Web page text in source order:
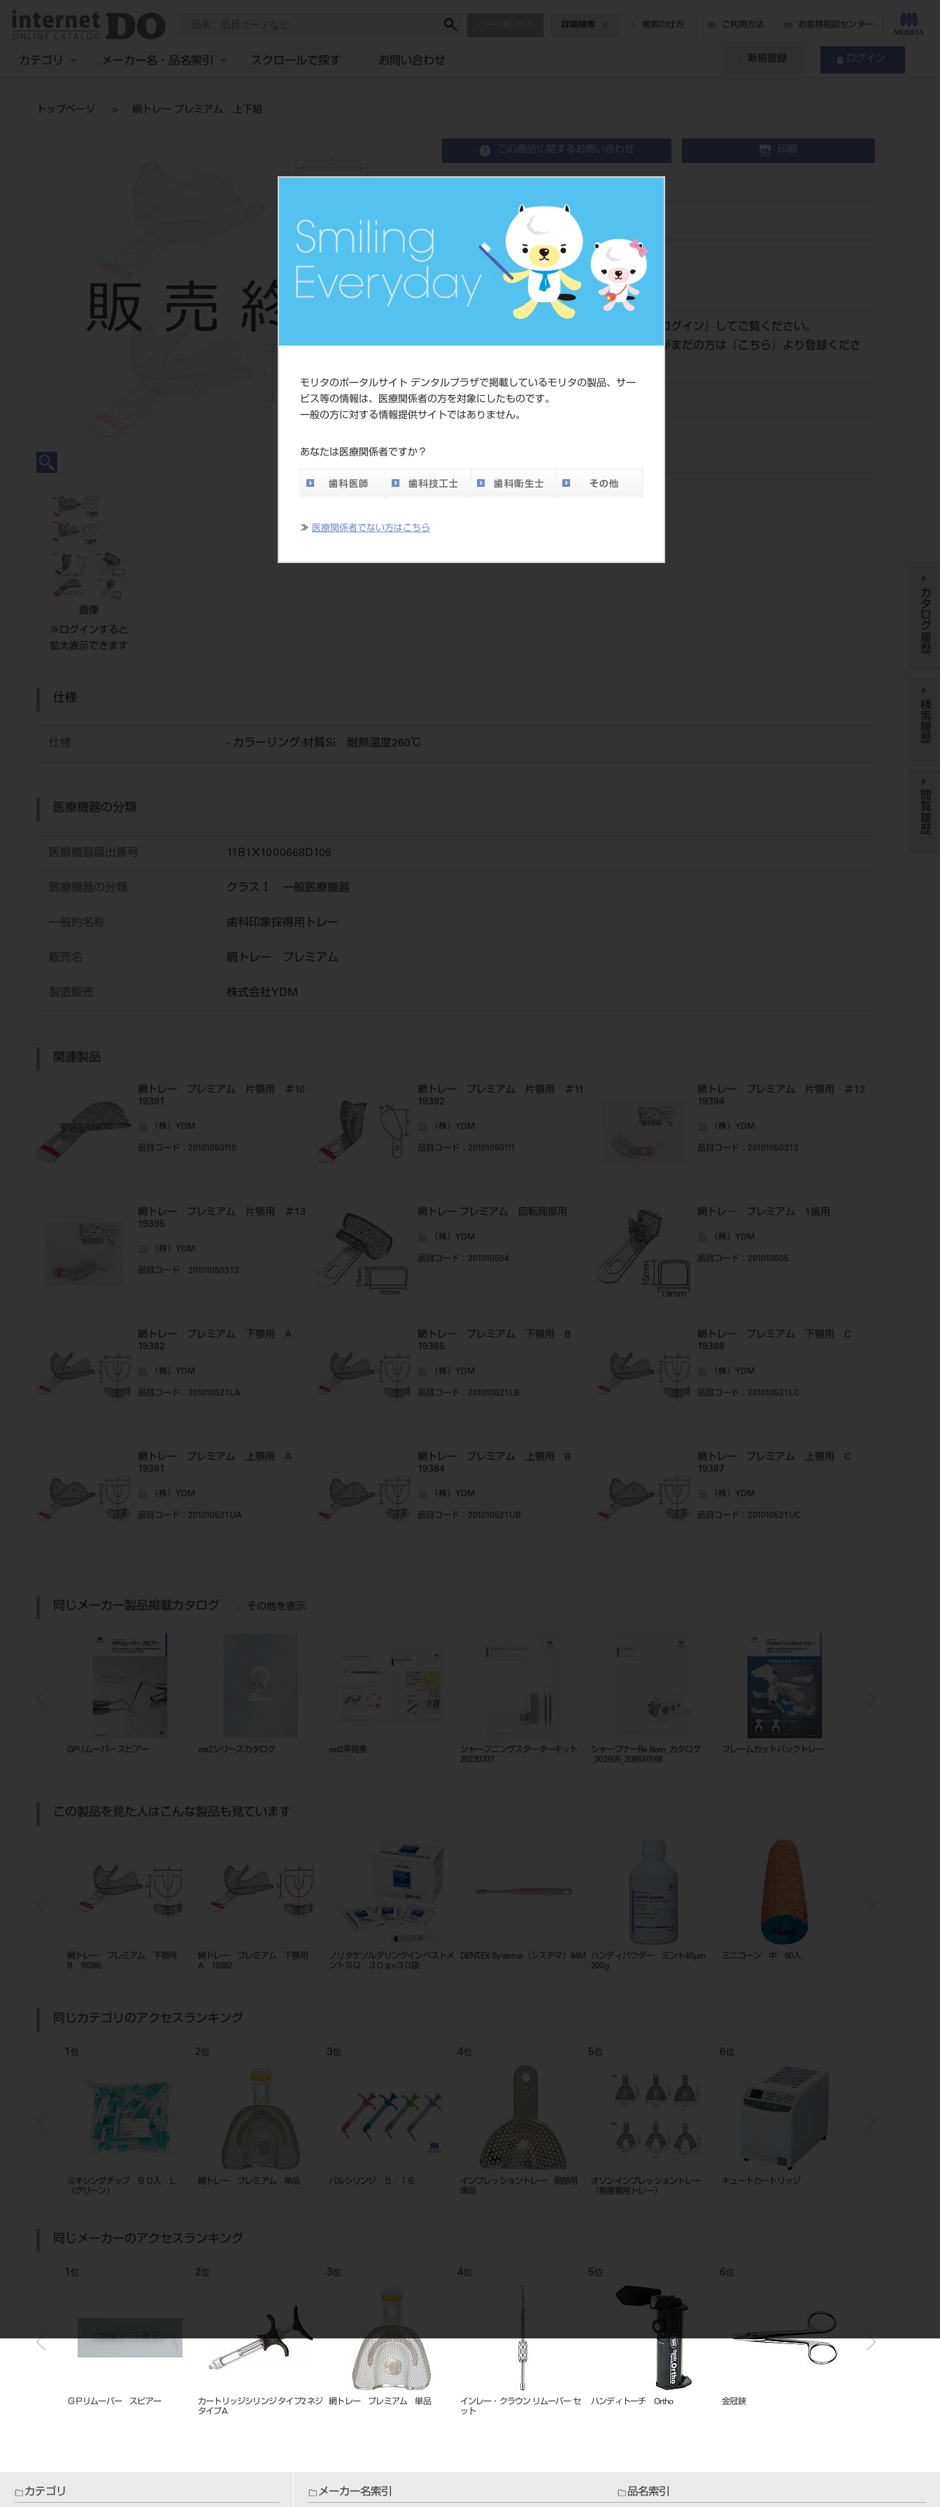
モリタのポータルサイト デンタルプラザで掲載しているモリタの製品、サー
ビス等の情報は、医療関係者の方を対象にしたものです。
一般の方に対する情報提供サイトではありません。
あなたは医療関係者ですか？
≫ 医療関係者でない方はこちら
詳細検索 検索の仕方 ご利用方法 お客様相談センター
カテゴリ メーカー名・品名索引 スクロールで探す お問い合わせ 新規登録 ログイン
トップページ 網トレー プレミアム 上下組
この商品に関するお問い合わせ 印刷
品目コード 201010520C
JAN/EANコード 4963931193868
標準価格
ログイン 』してご覧ください。
ネット会員登録がまだの方は『
こちら
』より登録くださ
メーカー
画像
※ログインすると
拡大表示できます
仕様
仕様 - カラーリング:材質Si 耐熱温度260℃
医療機器の分類
医療機器届出番号 11B1X1000668D105
医療機器の分類 クラスⅠ 一般医療機器
一般的名称 歯科印象採得用トレー
販売名 網トレー プレミアム
製造販売 株式会社YDM
関連製品
網トレー プレミアム 片顎用 ＃10
19391
（株）YDM
品目コード ：20101050110
網トレー プレミアム 片顎用 ＃11
19392
（株）YDM
品目コード ：20101050111
網トレー プレミアム 片顎用 ＃12
19394
（株）YDM
品目コード ：20101050312
網トレー プレミアム 片顎用 ＃13
19395
（株）YDM
品目コード ：20101050313
網トレー プレミアム 回転局部用
（株）YDM
品目コード ：201010504
網トレ－ プレミアム 1歯用
（株）YDM
品目コード ：201010505
網トレー プレミアム 下顎用 A
19382
（株）YDM
品目コード ：201010521LA
網トレー プレミアム 下顎用 B
19385
（株）YDM
品目コード ：201010521LB
網トレー プレミアム 下顎用 C
19388
（株）YDM
品目コード ：201010521LC
網トレー プレミアム 上顎用 A
19381
（株）YDM
品目コード ：201010521UA
網トレー プレミアム 上顎用 B
19384
（株）YDM
品目コード ：201010521UB
網トレー プレミアム 上顎用 C
19387
（株）YDM
品目コード ：201010521UC
同じメーカー製品掲載カタログ その他を表示
201010834 GPリムーバー スピアー est2シリーズカタログ est2早見表
シャープニングスターターキット
20230331
シャープナーRe Born_カタログ
この製品を見た人はこんな製品も見ています
シリコンポイント CA Cタ
イプ ＃13S
ゲーツドリル 28mm 6入 ＃3
Kファイル 25mm 6入 ＃
10
網トレー プレミアム 片顎用 ＃
網トレー プレミアム 下顎用
B 19385
網トレー プレミアム 下顎用
同じカテゴリのアクセスランキング
7 位
みずいらずF & F カートリッジタ
イプ DC-1801
8 位
カートシリンジ A
9位
インプレッショントレー 小児用
10位
ラバーボールグリーン L
11位
インプレッショントレー 片顎用
12位
カートリッジディスペンシングガン
同じメーカーのアクセスランキング
7 位
インレー・クラウンセッター セッ
8 位
ラバーダムクランプ
9位
リーマーガード（８本立て）
10位
バイト ゲージ 坪根型
11位
技工ノギス
12位
リガチャーインスツルメント YS-
カタログ履歴
検索履歴
閲覧履歴
カテゴリ メーカー名索引 品名索引